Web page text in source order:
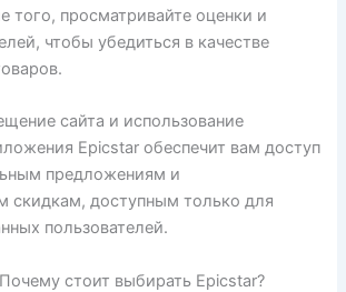
того, просматривайте оценки и
чтобы убедиться в качестве
сайта и использование
Epicstar обеспечит вам доступ
предложениям и
скидкам, доступным только для
пользователей.
стоит выбирать Epicstar?